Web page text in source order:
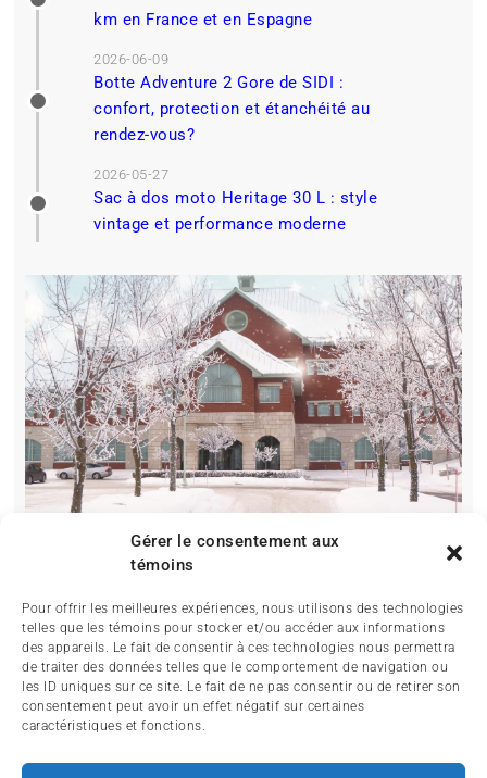
Gérer le consentement aux
témoins
Pour offrir les meilleures expériences, nous utilisons des technologies
telles que les témoins pour stocker et/ou accéder aux informations
des appareils. Le fait de consentir à ces technologies nous permettra
de traiter des données telles que le comportement de navigation ou
les ID uniques sur ce site. Le fait de ne pas consentir ou de retirer son
consentement peut avoir un effet négatif sur certaines
caractéristiques et fonctions.
km en France et en Espagne
2026-06-09
Botte Adventure 2 Gore de SIDI :
confort, protection et étanchéité au
rendez-vous?
2026-05-27
Sac à dos moto Heritage 30 L : style
vintage et performance moderne